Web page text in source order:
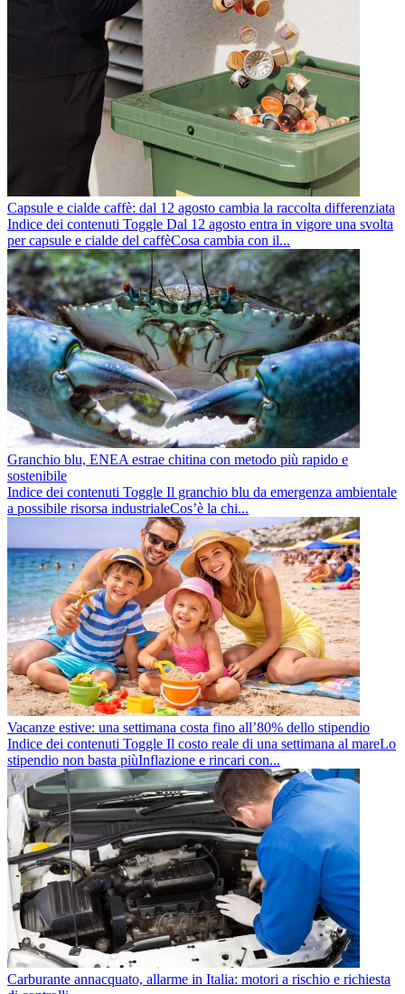
Capsule e cialde caffè: dal 12 agosto cambia la raccolta differenziata
Indice dei contenuti Toggle Dal 12 agosto entra in vigore una svolta
per capsule e cialde del caffèCosa cambia con il...
Granchio blu, ENEA estrae chitina con metodo più rapido e
sostenibile
Indice dei contenuti Toggle Il granchio blu da emergenza ambientale
a possibile risorsa industrialeCos’è la chi...
Vacanze estive: una settimana costa fino all’80% dello stipendio
Indice dei contenuti Toggle Il costo reale di una settimana al mareLo
stipendio non basta piùInflazione e rincari con...
Carburante annacquato, allarme in Italia: motori a rischio e richiesta